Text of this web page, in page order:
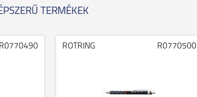
TERMÉKEK
R0770490 ROTRING R0770500